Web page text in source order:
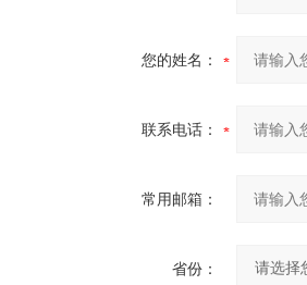
您的姓名：
联系电话：
常用邮箱：
省份：